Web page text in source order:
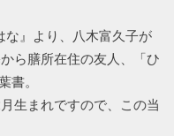
』より、八木富久子が
ら膳所在住の友人、「ひ
書。
生まれですので、この当